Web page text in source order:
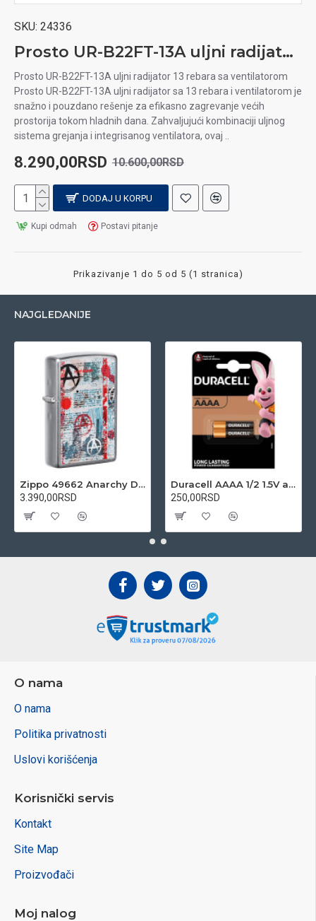
SKU: 24336
Prosto UR-B22FT-13A uljni radijator 13 rebara sa ventilatorom
Prosto UR-B22FT-13A uljni radijator 13 rebara sa ventilatorom
Prosto UR-B22FT-13A uljni radijator sa 13 rebara i ventilatorom je
snažno i pouzdano rešenje za efikasno zagrevanje većih
prostorija tokom hladnih dana. Zahvaljujući kombinaciji uljnog
sistema grejanja i integrisanog ventilatora, ovaj ..
8.290,00RSD 10.600,00RSD
DODAJ U KORPU
Kupi odmah Postavi pitanje
Prikazivanje 1 do 5 od 5 (1 stranica)
NAJGLEDANIJE
Zippo 49662 Anarchy Design upaljač
3.390,00RSD
Duracell AAAA 1/2 1.5V alkalna baterija
250,00RSD
O nama
O nama
Politika privatnosti
Uslovi korišćenja
Korisnički servis
Kontakt
Site Map
Proizvođači
Moj nalog